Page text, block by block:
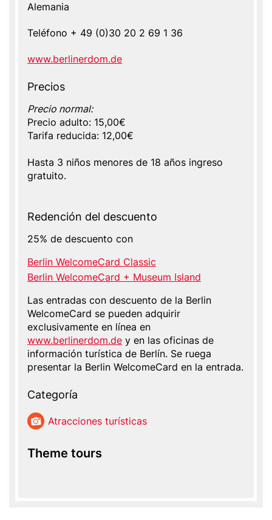
Alemania
Teléfono + 49 (0)30 20 2 69 1 36
Website
www.berlinerdom.de
Precios
Precio normal:
Precio adulto: 15,00€
Tarifa reducida: 12,00€
Hasta 3 niños menores de 18 años ingreso
gratuito.
Redención del descuento
25% de descuento con
Berlin WelcomeCard Classic
Berlin WelcomeCard + Museum Island
Las entradas con descuento de la Berlin
WelcomeCard se pueden adquirir
exclusivamente en línea en
www.berlinerdom.de y en las oficinas de
información turística de Berlín. Se ruega
presentar la Berlin WelcomeCard en la entrada.
Categoría
Atracciones turísticas
Theme tours